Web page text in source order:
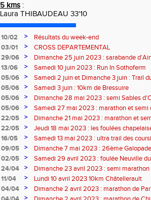
5 kms :
Laura THIBAUDEAU 33'10
10/02 >
Résultats du week-end
03/01
>
CROSS DEPARTEMENTAL
29/06
>
Dimanche 25 juin 2023 : sarabande
13/06
>
Samedi 10 juin 2023 : Run In Sothoferm
05/06
>
Samedi 2 juin et Dimanche 3 juin : Trail
Velay
05/06 >
Samedi 3 juin : 10km de Bressuire
05/06
>
Dimanche 28 mai 2023 : semi Sables
05/06
>
Samedi 27 mai 2023 : marathon et semi
22/05
>
Dimanche 21 mai 2023 : marathon et
22/05
>
Jeudi 18 mai 2023 : les foulées
16/05
>
Samedi 13 mai 2023 : ultra trail des
09/05
>
Dimanche 7 mai 2023 : 26ème
02/05
>
Samedi 29 avril 2023 : foulée Neuville
24/04
>
Dimanche 23 avril 2023 : semi marathon
11/04
>
Lundi 10 avril 2023 10km Châtellerault
04/04
>
Dimanche 2 avril 2023 : marathon de
>